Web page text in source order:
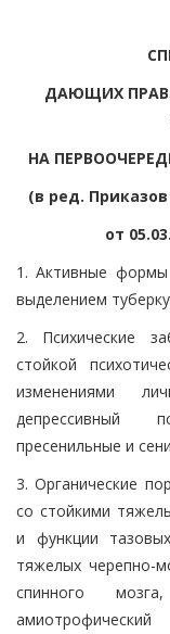
ДАЮЩИХ
НА
(в ред. Приказов
от
1. Активные формы
выделением
2. Психические
стойкой
изменениями
депрессивный
пресенильные и
3. Органические
со стойкими
и функции
тяжелых черепно-
спинного